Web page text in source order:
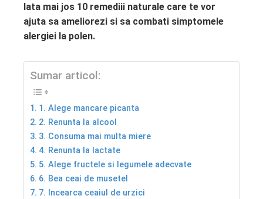
Iata mai jos 10 remediii naturale care te vor
ajuta sa ameliorezi si sa combati simptomele
alergiei la polen.
Sumar articol:
1. Alege mancare picanta
2. Renunta la alcool
3. Consuma mai multa miere
4. Renunta la lactate
5. Alege fructele si legumele adecvate
6. Bea ceai de musetel
7. Incearca ceaiul de urzici